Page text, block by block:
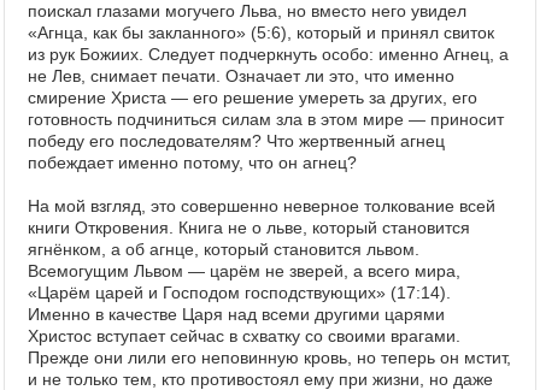
Видеотоп
поискал глазами могучего Льва, но вместо него увидел
«Агнца, как бы закланного» (5:6), который и принял свиток
из рук Божиих. Следует подчеркнуть особо: именно Агнец, а
не Лев, снимает печати. Означает ли это, что именно
смирение Христа — его решение умереть за других, его
готовность подчиниться силам зла в этом мире — приносит
победу его последователям? Что жертвенный агнец
побеждает именно потому, что он агнец?
На мой взгляд, это совершенно неверное толкование всей
книги Откровения. Книга не о льве, который становится
ягнёнком, а об агнце, который становится львом.
Всемогущим Львом — царём не зверей, а всего мира,
«Царём царей и Господом господствующих» (17:14).
Именно в качестве Царя над всеми другими царями
Христос вступает сейчас в схватку со своими врагами.
Прежде они лили его неповинную кровь, но теперь он мстит,
и не только тем, кто противостоял ему при жизни, но даже